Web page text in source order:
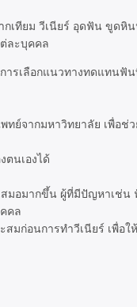
กเทียม วีเนียร์ อุดฟัน ขูดหิ
ละบุคคล
รเลือกแนวทางทดแทนฟัน
ทย์จากมหาวิทยาลัย เพื่อช่
ตนเองได้
สมอมากขึ้น ผู้ที่มีปัญหาเช่
คล
มก่อนการทำวีเนียร์ เพื่อ